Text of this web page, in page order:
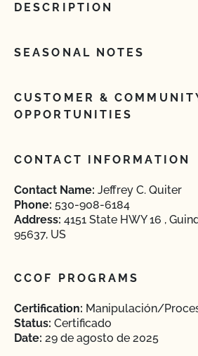
DESCRIPTION
SEASONAL NOTES
CUSTOMER &
OPPORTUNITIES
CONTACT INFORMATION
Contact Name: Jeffrey C. Quiter
Phone: 530-908-6184
Address: 4151 State HWY 16 ,
95637, US
CCOF PROGRAMS
Certification: Manipulación/
Status: Certificado
Date: 29 de agosto de 2025